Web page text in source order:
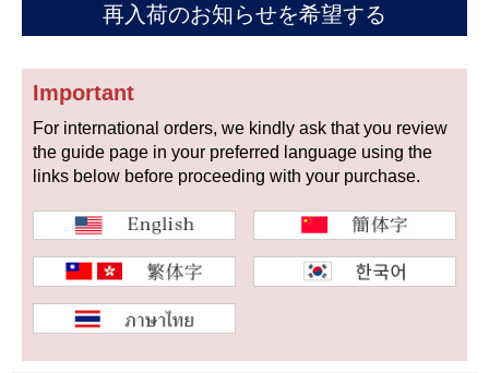
商品の状態から探す
新品
中古品 アンティーク品
WEB限定品 SALE
複数条件で商品を絞り込む
詳細検索はこちら
再入荷のお知らせを希望する
Important
For international orders, we kindly ask that you review
the guide page in your preferred language using the
links below before proceeding with your purchase.